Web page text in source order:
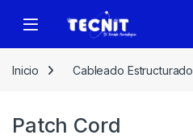
Inicio Cableado Estructurado
Patch Cord